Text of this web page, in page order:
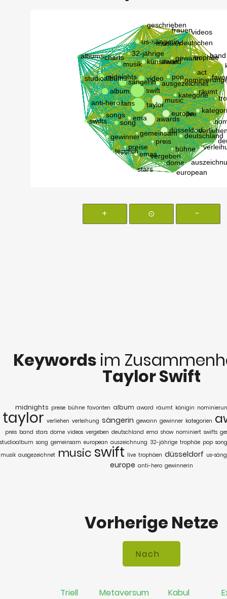
+ ⊙ -
Keywords im
Taylor Swift
midnights preise bühne favoriten album award räumt königin
taylor verliehen verleihung sängerin gewann gewinner kategorien
preis band stars dome videos vergeben deutschland ema show nominiert swifts
studioalbum song gemeinsam european auszeichnung 32-jährige trophäe pop
musik ausgezeichnet music swift live trophäen düsseldorf us-
europe anti-hero gewinnerin
Vorherige Netze
Triell Metaversum Kabul